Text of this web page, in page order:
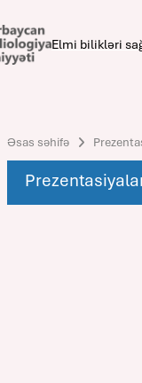
Elmi bilikləri
Əsas səhifə